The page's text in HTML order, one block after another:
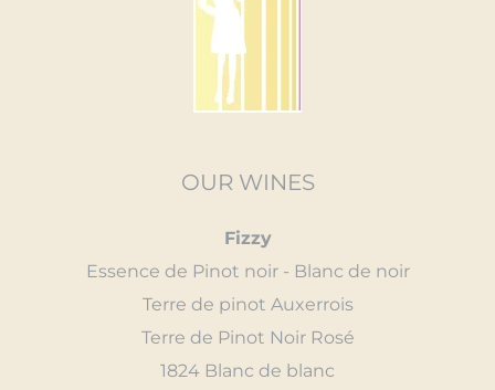
OUR WINES
Fizzy
Essence de Pinot noir - Blanc de noir
Terre de pinot Auxerrois
Terre de Pinot Noir Rosé
1824 Blanc de blanc